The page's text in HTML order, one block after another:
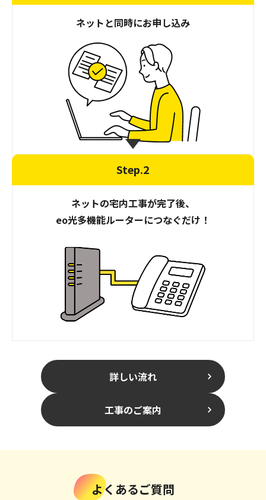
ネットと同時にお申し込み
Step.2
ネットの宅内工事が完了後、
eo光多機能ルーターにつなぐだけ！
詳しい流れ
工事のご案内
よくあるご質問